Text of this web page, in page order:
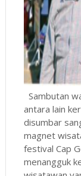
Sambutan
antara lain
disumbar
magnet
festival Cap
menangguk